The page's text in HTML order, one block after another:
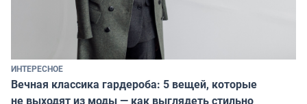
ИНТЕРЕСНОЕ
Вечная классика гардероба: 5 вещей, которые
не выходят из моды — как выглядеть стильно